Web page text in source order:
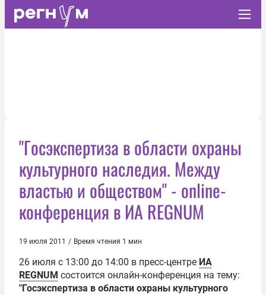
"Госэкспертиза в области охраны
культурного наследия. Между
властью и обществом" - online-
конференция в ИА REGNUM
19 июля 2011 / Время чтения 1 мин
26 июля с 13:00 до 14:00 в пресс-центре ИА
REGNUM состоится онлайн-конференция на тему:
"Госэкспертиза в области охраны культурного